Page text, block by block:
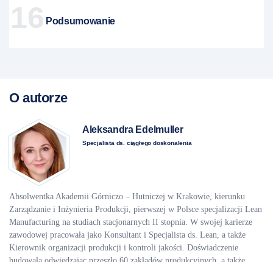
16 Podsumowanie
O autorze
Aleksandra Edelmuller
Specjalista ds. ciągłego doskonalenia
Absolwentka Akademii Górniczo – Hutniczej w Krakowie, kierunku
Zarządzanie i Inżynieria Produkcji, pierwszej w Polsce specjalizacji Lean
Manufacturing na studiach stacjonarnych II stopnia. W swojej karierze
zawodowej pracowała jako Konsultant i Specjalista ds. Lean, a także
Kierownik organizacji produkcji i kontroli jakości. Doświadczenie